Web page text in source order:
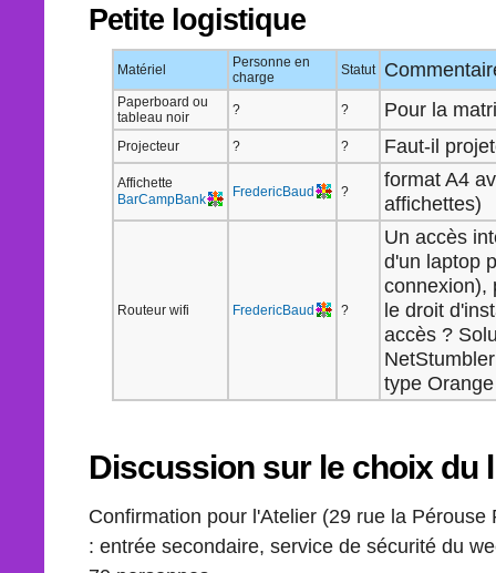
Petite logistique
Matériel
Personne en
charge
Statut
Paperboard ou
tableau noir
? ? Pour la
Projecteur ? ? Faut-il
Affichette
BarCampBank
FredericBaud ?
format A4
affichettes)
Routeur wifi FredericBaud ?
Un accès
d'un laptop
connexion),
le droit
accès ?
type
Discussion sur le choix du
Confirmation pour l'Atelier (29 rue la
: entrée secondaire, service de sécurité du